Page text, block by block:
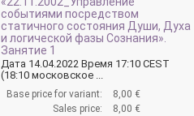
событиями посредством
статичного состояния Души, Духа
и логической фазы Сознания».
Занятие 1
Дата 14.04.2022 Время 17:10 CEST
(18:10 московское ...
Base price for variant:
8,00 €
Sales price:
8,00 €